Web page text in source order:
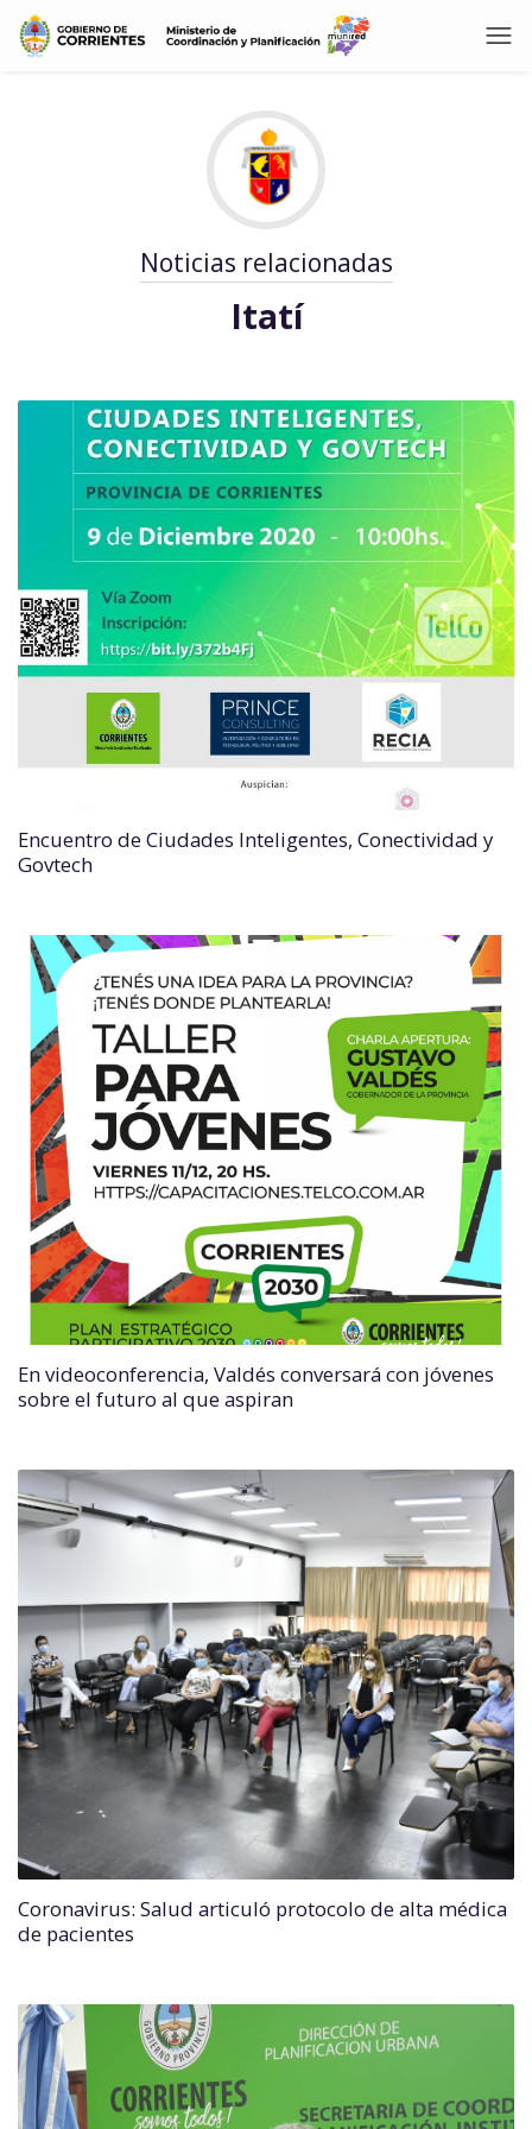
Noticias relacionadas
Itatí
Encuentro de Ciudades Inteligentes, Conectividad y
Govtech
En videoconferencia, Valdés conversará con jóvenes
sobre el futuro al que aspiran
Coronavirus: Salud articuló protocolo de alta médica
de pacientes